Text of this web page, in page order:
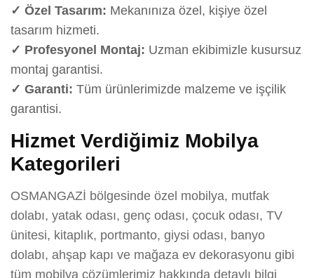
✓ Özel Tasarım: Mekanınıza özel, kişiye özel
tasarım hizmeti.
✓ Profesyonel Montaj: Uzman ekibimizle kusursuz
montaj garantisi.
✓ Garanti: Tüm ürünlerimizde malzeme ve işçilik
garantisi.
Hizmet Verdiğimiz Mobilya
Kategorileri
OSMANGAZİ bölgesinde özel mobilya, mutfak
dolabı, yatak odası, genç odası, çocuk odası, TV
ünitesi, kitaplık, portmanto, giysi odası, banyo
dolabı, ahşap kapı ve mağaza ev dekorasyonu gibi
tüm mobilya çözümlerimiz hakkında detaylı bilgi